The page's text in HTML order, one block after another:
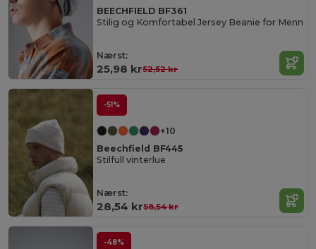
BEECHFIELD BF361
Stilig og Komfortabel Jersey Beanie for Menn
Nærst:
25,98 kr52,52 kr
-51%
+10
Beechfield BF445
Stilfull vinterlue
Nærst:
28,54 kr58,54 kr
-48%